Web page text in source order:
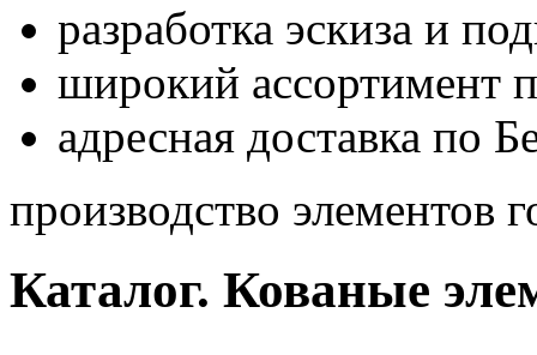
разработка эскиза и
широкий ассортимент
адресная доставка по
производство элементов
Каталог. Кованые